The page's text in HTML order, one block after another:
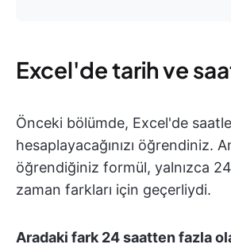
Excel'de tarih ve
Önceki bölümde, Excel'de
hesaplayacağınızı öğrendiniz.
öğrendiğiniz formül, yalnızca
zaman farkları için geçerliydi.
Aradaki fark 24 saatten fazla